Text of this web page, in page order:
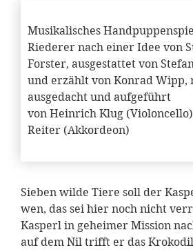
Musikalisches
Riederer nach einer Idee von
Forster, ausgestattet von
und erzählt von Konrad Wipp,
ausgedacht und aufgeführt
von Heinrich Klug
Reiter (Akkordeon)
Sieben wilde Tiere soll der
wen, das sei hier noch nicht
Kasperl in geheimer Mission
auf dem Nil trifft er das